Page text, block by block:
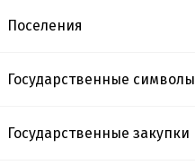
Поселения
Государственные символы
Государственные закупки